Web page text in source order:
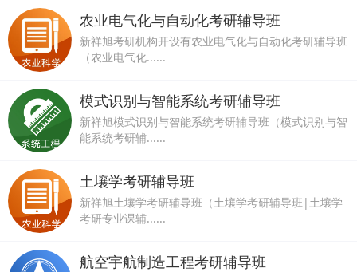
农业电气化与自动化考研辅导班
新祥旭考研机构开设有农业电气化与自动化考研辅导班
（农业电气化......
模式识别与智能系统考研辅导班
新祥旭模式识别与智能系统考研辅导班（模式识别与智
能系统考研辅......
土壤学考研辅导班
新祥旭土壤学考研辅导班（土壤学考研辅导班|土壤学
考研专业课辅......
航空宇航制造工程考研辅导班